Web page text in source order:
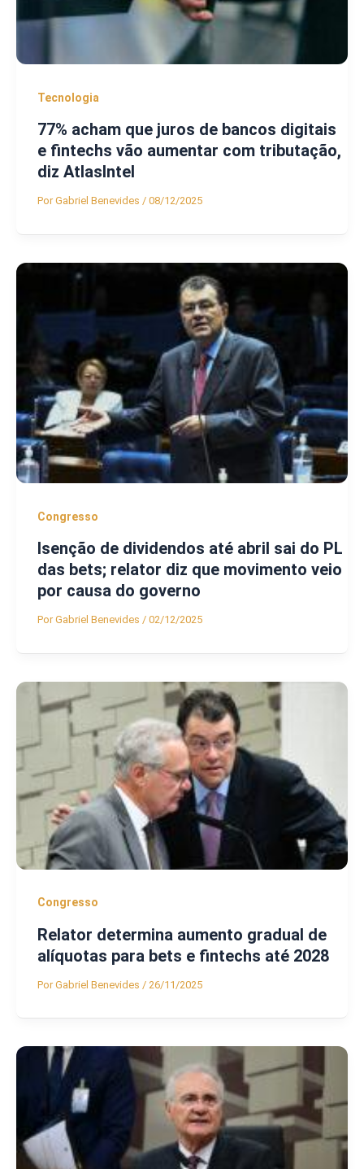
Tecnologia
77% acham que juros de bancos digitais
e fintechs vão aumentar com tributação,
diz AtlasIntel
PorGabriel Benevides / 08/12/2025
Congresso
Isenção de dividendos até abril sai do PL
das bets; relator diz que movimento veio
por causa do governo
PorGabriel Benevides / 02/12/2025
Congresso
Relator determina aumento gradual de
alíquotas para bets e fintechs até 2028
PorGabriel Benevides / 26/11/2025